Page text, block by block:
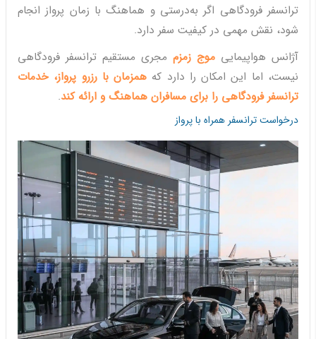
ترانسفر فرودگاهی اگر به‌درستی و هماهنگ با زمان پرواز انجام
شود، نقش مهمی در کیفیت سفر دارد.
آژانس هواپیمایی موج زمزم مجری مستقیم ترانسفر فرودگاهی
نیست، اما این امکان را دارد که همزمان با رزرو پرواز، خدمات
ترانسفر فرودگاهی را برای مسافران هماهنگ و ارائه کند.
درخواست ترانسفر همراه با پرواز